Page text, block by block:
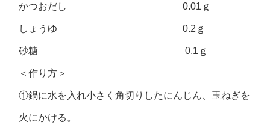
かつおだし 0.01ｇ
しょうゆ 0.2ｇ
砂糖 0.1ｇ
＜作り方＞
①鍋に水を入れ小さく角切りしたにんじん、玉ねぎを
火にかける。